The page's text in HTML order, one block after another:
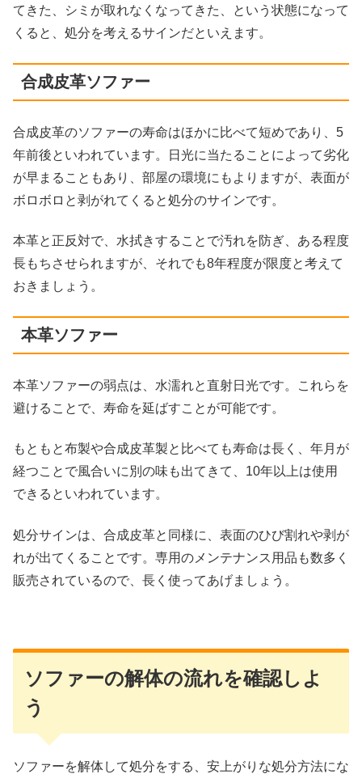
てきた、シミが取れなくなってきた、という状態になって
くると、処分を考えるサインだといえます。
合成皮革ソファー
合成皮革のソファーの寿命はほかに比べて短めであり、5
年前後といわれています。日光に当たることによって劣化
が早まることもあり、部屋の環境にもよりますが、表面が
ボロボロと剥がれてくると処分のサインです。
本革と正反対で、水拭きすることで汚れを防ぎ、ある程度
長もちさせられますが、それでも8年程度が限度と考えて
おきましょう。
本革ソファー
本革ソファーの弱点は、水濡れと直射日光です。これらを
避けることで、寿命を延ばすことが可能です。
もともと布製や合成皮革製と比べても寿命は長く、年月が
経つことで風合いに別の味も出てきて、10年以上は使用
できるといわれています。
処分サインは、合成皮革と同様に、表面のひび割れや剥が
れが出てくることです。専用のメンテナンス用品も数多く
販売されているので、長く使ってあげましょう。
ソファーの解体の流れを確認しよ
う
ソファーを解体して処分をする、安上がりな処分方法にな